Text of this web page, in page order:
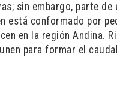
sin embargo, parte de
está conformado por
en la región Andina.
para formar el